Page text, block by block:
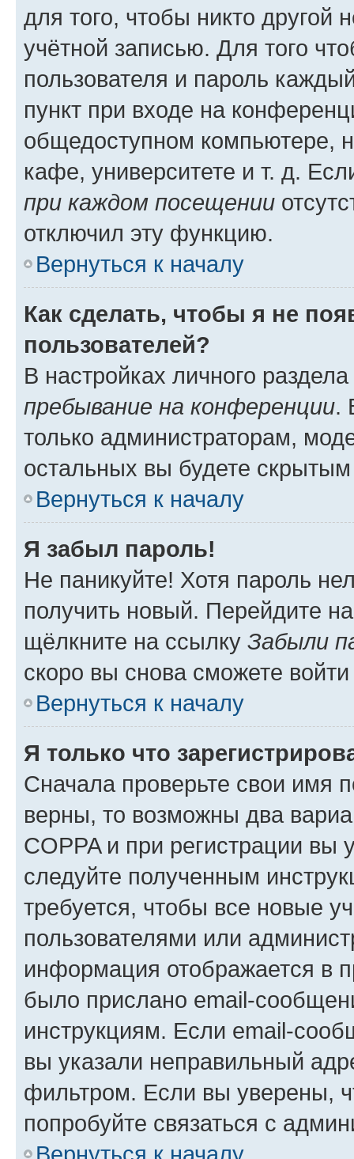
для того, чтобы никто другой
учётной записью. Для того
пользователя и пароль
пункт при входе на
общедоступном компьютере,
кафе, университете и т. д.
при каждом посещении
отключил эту функцию.
Вернуться к началу
Как сделать, чтобы я не
пользователей?
В настройках личного
пребывание на конференции.
только администраторам,
остальных вы будете
Вернуться к началу
Я забыл пароль!
Не паникуйте! Хотя пароль
получить новый. Перейдите
щёлкните на ссылку Забыли
скоро вы снова сможете
Вернуться к началу
Я только что
Сначала проверьте свои имя
верны, то возможны два
COPPA и при регистрации вы
следуйте полученным
требуется, чтобы все новые
пользователями или
информация отображается в
было прислано email-
инструкциям. Если email-
вы указали неправильный
фильтром. Если вы уверены,
попробуйте связаться с
Вернуться к началу